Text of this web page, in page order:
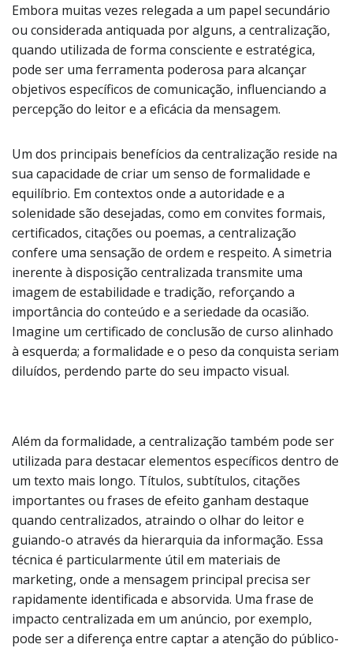
Embora muitas vezes relegada a um papel secundário
ou considerada antiquada por alguns, a centralização,
quando utilizada de forma consciente e estratégica,
pode ser uma ferramenta poderosa para alcançar
objetivos específicos de comunicação, influenciando a
percepção do leitor e a eficácia da mensagem.
Um dos principais benefícios da centralização reside na
sua capacidade de criar um senso de formalidade e
equilíbrio. Em contextos onde a autoridade e a
solenidade são desejadas, como em convites formais,
certificados, citações ou poemas, a centralização
confere uma sensação de ordem e respeito. A simetria
inerente à disposição centralizada transmite uma
imagem de estabilidade e tradição, reforçando a
importância do conteúdo e a seriedade da ocasião.
Imagine um certificado de conclusão de curso alinhado
à esquerda; a formalidade e o peso da conquista seriam
diluídos, perdendo parte do seu impacto visual.
Além da formalidade, a centralização também pode ser
utilizada para destacar elementos específicos dentro de
um texto mais longo. Títulos, subtítulos, citações
importantes ou frases de efeito ganham destaque
quando centralizados, atraindo o olhar do leitor e
guiando-o através da hierarquia da informação. Essa
técnica é particularmente útil em materiais de
marketing, onde a mensagem principal precisa ser
rapidamente identificada e absorvida. Uma frase de
impacto centralizada em um anúncio, por exemplo,
pode ser a diferença entre captar a atenção do público-